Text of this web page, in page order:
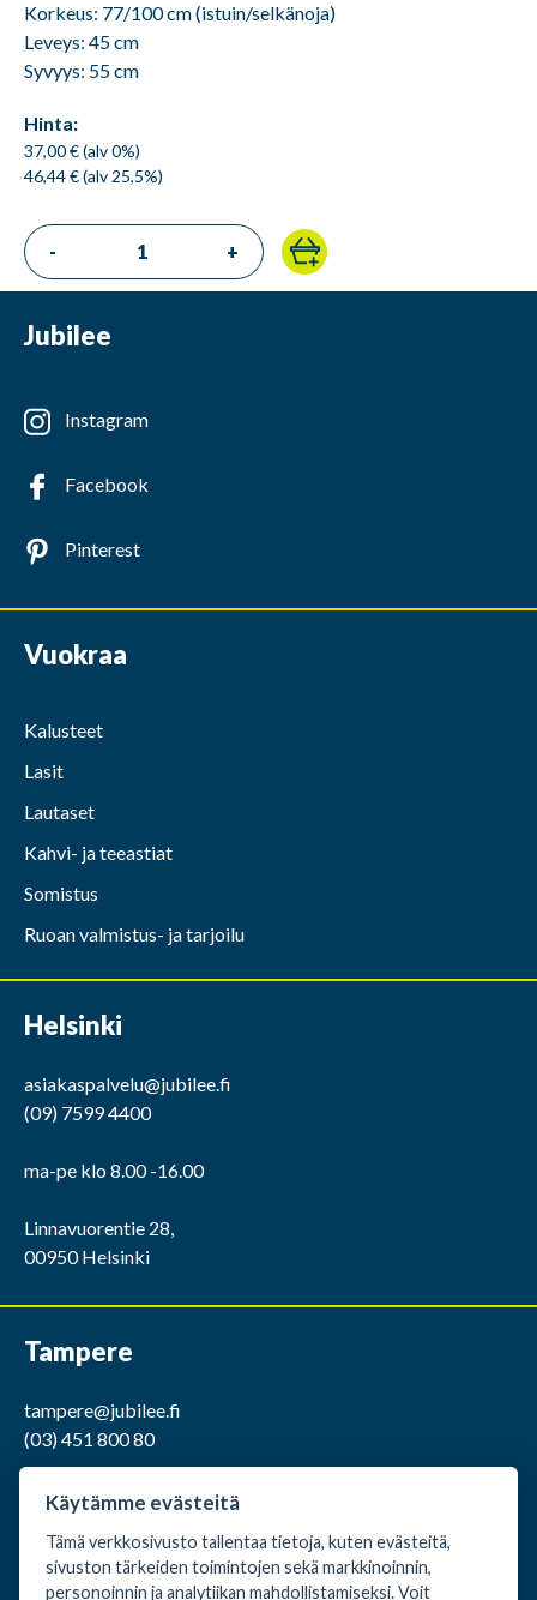
Korkeus: 77/100 cm (istuin/selkänoja)
Leveys: 45 cm
Syvyys: 55 cm
Hinta:
37,00 € (alv 0%)
46,44 € (alv 25,5%)
- +
Jubilee
Instagram
Facebook
Pinterest
Vuokraa
Kalusteet
Lasit
Lautaset
Kahvi- ja teeastiat
Somistus
Ruoan valmistus- ja tarjoilu
Helsinki
asiakaspalvelu@jubilee.fi
(09) 7599 4400
ma-pe klo 8.00 -16.00
Linnavuorentie 28,
00950 Helsinki
Tampere
tampere@jubilee.fi
(03) 451 800 80
ma-pe klo 9.00 -15.00
Kaakkurintie 12,
37150 Nokia
Käytämme evästeitä
Tämä verkkosivusto tallentaa tietoja, kuten evästeitä,
sivuston tärkeiden toimintojen sekä markkinoinnin,
personoinnin ja analytiikan mahdollistamiseksi. Voit